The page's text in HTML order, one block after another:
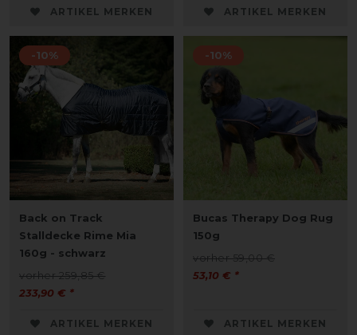
ARTIKEL MERKEN ARTIKEL MERKEN
-10%
Back on Track
Stalldecke Rime Mia
160g - schwarz
vorher 259,85 €
233,90 € *
ARTIKEL MERKEN
-10%
Bucas Therapy Dog Rug
150g
vorher 59,00 €
53,10 € *
ARTIKEL MERKEN